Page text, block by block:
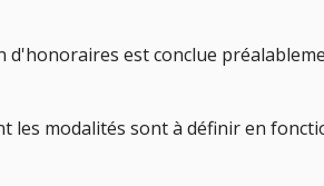
d'honoraires est conclue
modalités sont à définir en